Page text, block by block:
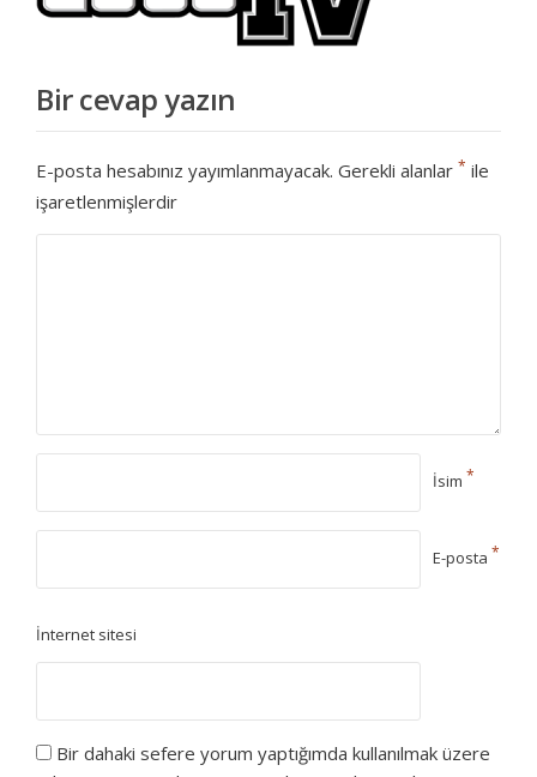
Bir cevap yazın
E-posta hesabınız yayımlanmayacak. Gerekli alanlar * ile
işaretlenmişlerdir
İsim *
E-posta *
İnternet sitesi
Bir dahaki sefere yorum yaptığımda kullanılmak üzere